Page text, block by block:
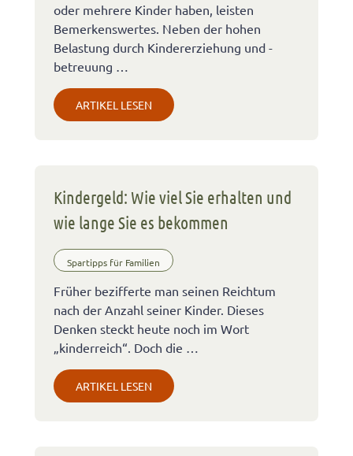
oder mehrere Kinder haben, leisten
Bemerkenswertes. Neben der hohen
Belastung durch Kindererziehung und -
betreuung …
ARTIKEL LESEN
Kindergeld: Wie viel Sie erhalten und
wie lange Sie es bekommen
Spartipps für Familien
Früher bezifferte man seinen Reichtum
nach der Anzahl seiner Kinder. Dieses
Denken steckt heute noch im Wort
„kinderreich“. Doch die …
ARTIKEL LESEN